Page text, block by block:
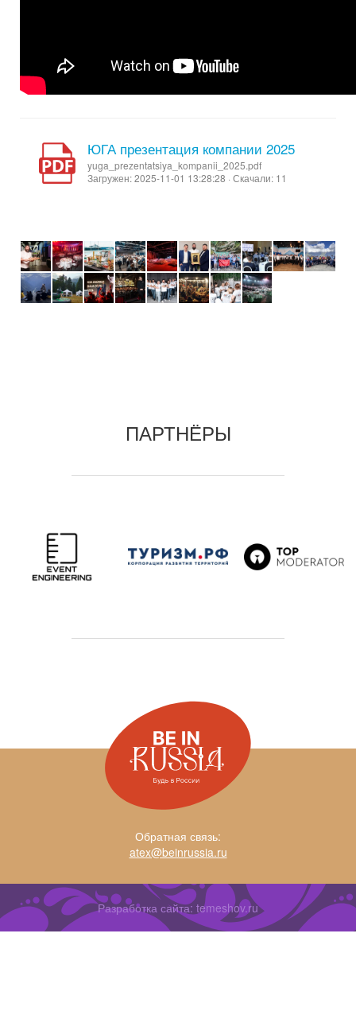
ЮГА презентация компании 2025
yuga_prezentatsiya_kompanii_2025.pdf
Загружен: 2025-11-01 13:28:28 · Скачали: 11
ПАРТНЁРЫ
Обратная связь:
atex@beinrussia.ru
Разработка сайта: temeshov.ru